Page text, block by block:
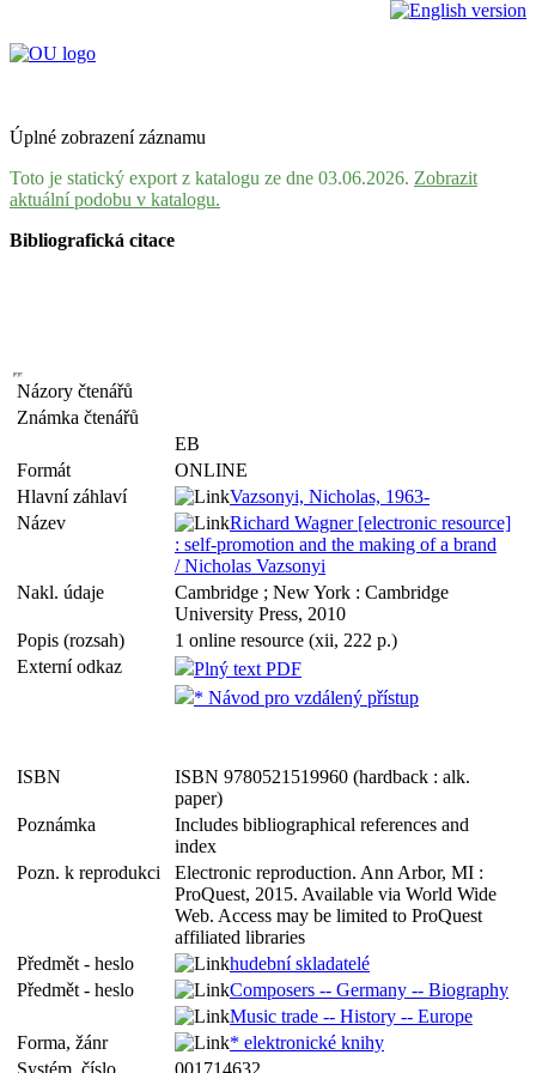
Úplné zobrazení záznamu
Toto je statický export z katalogu ze dne 03.06.2026. Zobrazit
aktuální podobu v katalogu.
Bibliografická citace
Názory čtenářů
Známka čtenářů
EB
Formát
ONLINE
Hlavní záhlaví
Vazsonyi, Nicholas, 1963-
Název
Richard Wagner [electronic resource]
: self-promotion and the making of a brand
/ Nicholas Vazsonyi
Nakl. údaje
Cambridge ; New York : Cambridge
University Press, 2010
Popis (rozsah)
1 online resource (xii, 222 p.)
Externí odkaz
Plný text PDF
* Návod pro vzdálený přístup
ISBN
ISBN 9780521519960 (hardback : alk.
paper)
Poznámka
Includes bibliographical references and
index
Pozn. k reprodukci
Electronic reproduction. Ann Arbor, MI :
ProQuest, 2015. Available via World Wide
Web. Access may be limited to ProQuest
affiliated libraries
Předmět - heslo
hudební skladatelé
Předmět - heslo
Composers -- Germany -- Biography
Music trade -- History -- Europe
Forma, žánr
* elektronické knihy
Systém. číslo
001714632